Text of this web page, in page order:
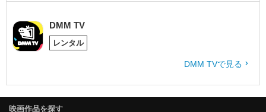
DMM TV
レンタル
DMM TVで見る
映画作品を探す